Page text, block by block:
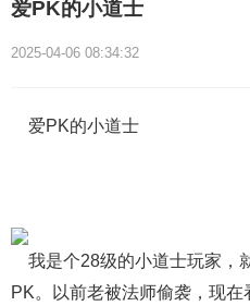
爱PK的小道士
2025-04-06 08:34:32
爱PK的小道士
我是个28级的小道士玩家，
PK。以前老被法师偷袭，现